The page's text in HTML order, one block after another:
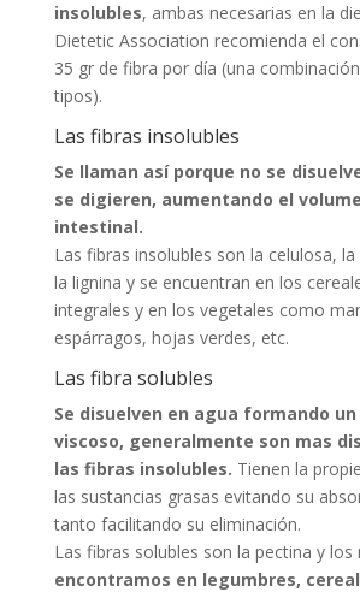
insolubles, ambas necesarias en la
Dietetic Association recomienda el
35 gr de fibra por día (una
tipos).
Las fibras insolubles
Se llaman así porque no se
se digieren, aumentando el
intestinal.
Las fibras insolubles son la celulosa,
la lignina y se encuentran en los
integrales y en los vegetales como
espárragos, hojas verdes, etc.
Las fibra solubles
Se disuelven en agua formando
viscoso, generalmente son mas
las fibras insolubles. Tienen la
las sustancias grasas evitando su
tanto facilitando su eliminación.
Las fibras solubles son la pectina y los
encontramos en legumbres,